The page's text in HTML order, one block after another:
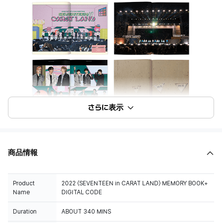
さらに表示
商品情報
Product
Name
2022 〈SEVENTEEN in CARAT LAND〉 MEMORY BOOK+
DIGITAL CODE
Duration ABOUT 340 MINS